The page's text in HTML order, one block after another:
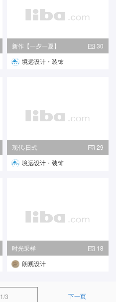
新作【一夕一夏】
30
境远设计・装饰
现代·日式
29
境远设计・装饰
时光采样
18
朗观设计
1/3 下一页